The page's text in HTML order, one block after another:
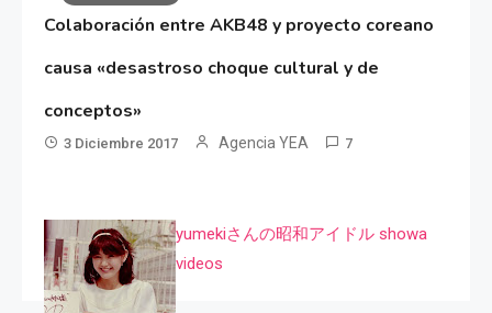
Colaboración entre AKB48 y proyecto coreano
causa «desastroso choque cultural y de
conceptos»
3 Diciembre 2017 Agencia YEA 7
yumekiさんの昭和アイドル showa
videos